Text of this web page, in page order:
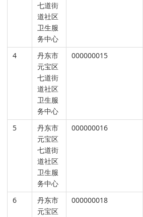
七道街
道社区
卫生服
务中心
4
丹东市
元宝区
七道街
道社区
卫生服
务中心
000000015
5
丹东市
元宝区
七道街
道社区
卫生服
务中心
000000016
6
丹东市
元宝区
000000018